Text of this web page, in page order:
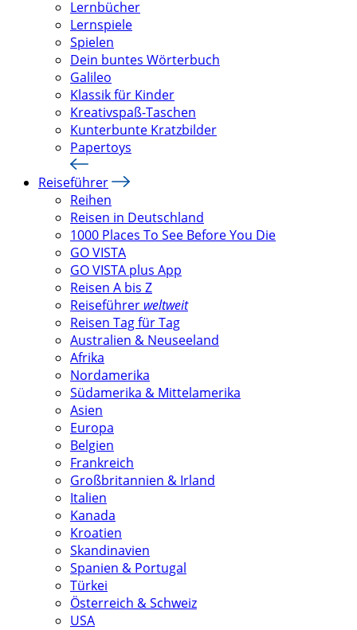
Lernbücher
Lernspiele
Spielen
Dein buntes Wörterbuch
Galileo
Klassik für Kinder
Kreativspaß-Taschen
Kunterbunte Kratzbilder
Papertoys
Reiseführer
Reihen
Reisen in Deutschland
1000 Places To See Before You Die
GO VISTA
GO VISTA plus App
Reisen A bis Z
Reiseführer weltweit
Reisen Tag für Tag
Australien & Neuseeland
Afrika
Nordamerika
Südamerika & Mittelamerika
Asien
Europa
Belgien
Frankreich
Großbritannien & Irland
Italien
Kanada
Kroatien
Skandinavien
Spanien & Portugal
Türkei
Österreich & Schweiz
USA